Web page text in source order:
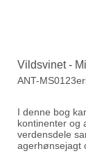
Vildsvinet -
ANT-
I denne bog
kontinenter og
verdensdele
agerhønsejagt